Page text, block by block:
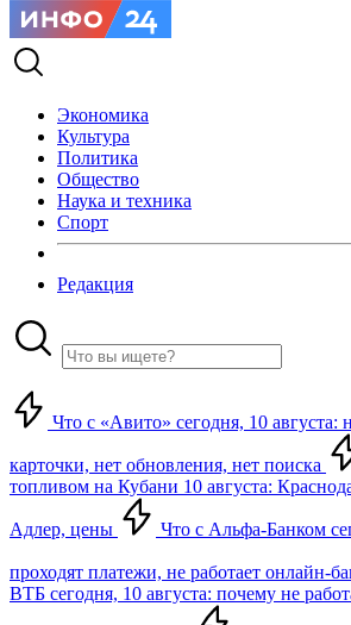
Экономика
Культура
Политика
Общество
Наука и техника
Спорт
Редакция
Что с «Авито» сегодня, 10 августа:
карточки, нет обновления, нет поиска
топливом на Кубани 10 августа:
Адлер, цены Что с Альфа-Банком
проходят платежи, не работает онлайн-
ВТБ сегодня, 10 августа: почему не